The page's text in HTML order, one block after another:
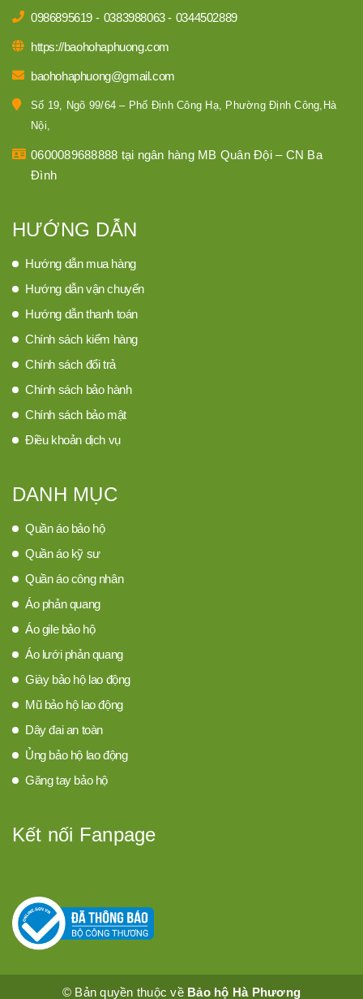
0986895619 - 0383988063- 0344502889
https://baohohaphuong.com
baohohaphuong@gmail.com
Số 19, Ngõ 99/64 – Phố Định Công Hạ, Phường Định Công,Hà
Nội,
0600089688888 tại ngân hàng MB Quân Đội – CN Ba
Đình
HƯỚNG DẪN
Hướng dẫn mua hàng
Hướng dẫn vận chuyển
Hướng dẫn thanh toán
Chính sách kiểm hàng
Chính sách đổi trả
Chính sách bảo hành
Chính sách bảo mật
Điều khoản dịch vụ
DANH MỤC
Quần áo bảo hộ
Quần áo kỹ sư
Quần áo công nhân
Áo phản quang
Áo gile bảo hộ
Áo lưới phản quang
Giày bảo hộ lao động
Mũ bảo hộ lao động
Dây đai an toàn
Ủng bảo hộ lao động
Găng tay bảo hộ
Kết nối Fanpage
© Bản quyền thuộc về Bảo hộ Hà Phương